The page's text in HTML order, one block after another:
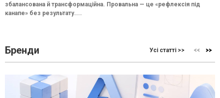
збалансована й трансформаційна. Провальна — це «рефлексія під
канапе» без результату....
Бренди Усі статті >>